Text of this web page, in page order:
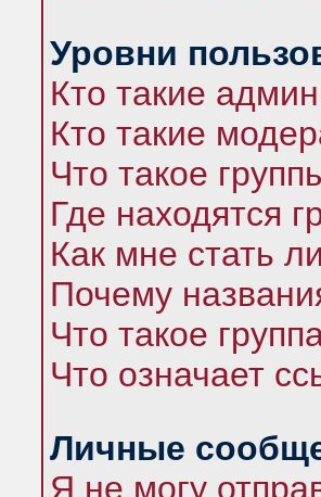
Уровни
Кто такие
Кто такие
Что такое
Где находятся
Как мне стать
Почему
Что такое
Что означает
Личные
Я не могу